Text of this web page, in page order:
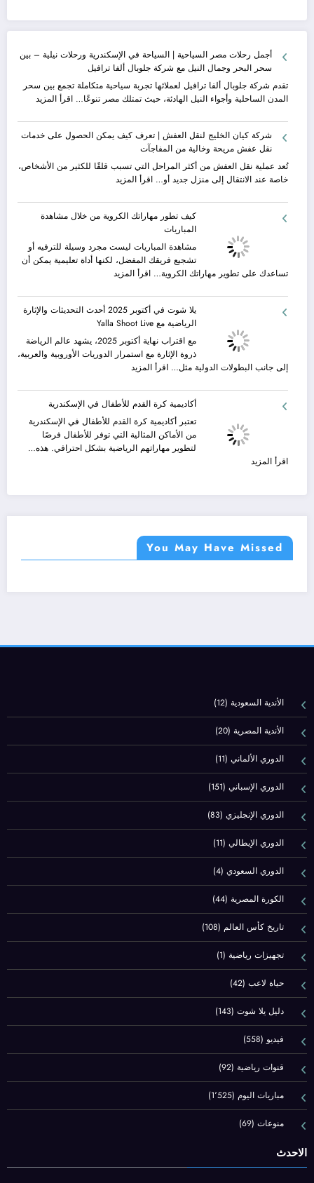
أجمل رحلات مصر السياحية | السياحة في الإسكندرية ورحلات نيلية – بين
سحر البحر وجمال النيل مع شركة جلوبال ألفا ترافيل
تقدم شركة جلوبال ألفا ترافيل لعملائها تجربة سياحية متكاملة تجمع بين سحر
المدن الساحلية وأجواء النيل الهادئة، حيث تمتلك مصر تنوعًا… اقرأ المزيد
:
رحلات
مصر
|
الإسكندرية
–
بين
وجمال
النيل
شركة
جلوبال
شركة كيان الخليج لنقل العفش | تعرف كيف يمكن الحصول على خدمات
نقل عفش مريحة وخالية من المفاجآت
تُعد عملية نقل العفش من أكثر المراحل التي تسبب قلقًا للكثير من الأشخاص،
خاصة عند الانتقال إلى منزل جديد أو… اقرأ المزيد
:
كيان
الخليج
العفش
تعرف
يمكن
الحصول
على
خدمات
نقل
وخالية
من
المفاجآت
كيف تطور مهاراتك الكروية من خلال مشاهدة
المباريات
مشاهدة المباريات ليست مجرد وسيلة للترفيه أو
تشجيع فريقك المفضل، لكنها أداة تعليمية يمكن أن
تساعدك على تطوير مهاراتك الكروية… اقرأ المزيد
:
تطور
مهاراتك
الكروية
من
خلال
يلا شوت في أكتوبر 2025 أحدث التحديثات والإثارة
الرياضية مع Yalla Shoot Live
مع اقتراب نهاية أكتوبر 2025، يشهد عالم الرياضة
ذروة الإثارة مع استمرار الدوريات الأوروبية والعربية،
إلى جانب البطولات الدولية مثل… اقرأ المزيد
:
شوت
في
أكتوبر
2025
أحدث
Yalla
أكاديمية كرة القدم للأطفال في الإسكندرية
تعتبر أكاديمية كرة القدم للأطفال في الإسكندرية
من الأماكن المثالية التي توفر للأطفال فرصًا
لتطوير مهاراتهم الرياضية بشكل احترافي. هذه…
اقرأ المزيد
:
للأطفال
الإسكندرية
You May Have Missed
الأندية السعودية(12)
الأندية المصرية(20)
الدوري الألماني(11)
الدوري الإسباني(151)
الدوري الإنجليزي(83)
الدوري الإيطالي(11)
الدوري السعودي(4)
الكورة المصرية(44)
تاريخ كأس العالم(108)
تجهيزات رياضية(1)
حياة لاعب(42)
دليل يلا شوت(143)
فيديو (558)
قنوات رياضية(92)
مباريات اليوم(1٬525)
منوعات(69)
الاحدث